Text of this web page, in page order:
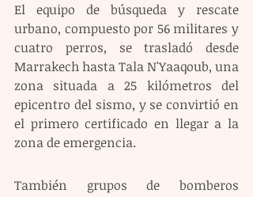
El equipo de búsqueda y rescate
urbano, compuesto por 56 militares y
cuatro perros, se trasladó desde
Marrakech hasta Tala N'Yaaqoub, una
zona situada a 25 kilómetros del
epicentro del sismo, y se convirtió en
el primero certificado en llegar a la
zona de emergencia.
También grupos de bomberos